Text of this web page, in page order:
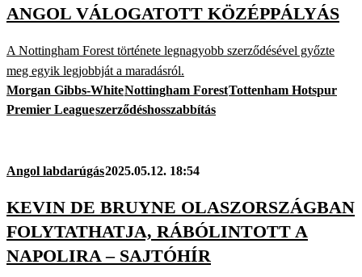
ANGOL VÁLOGATOTT KÖZÉPPÁLYÁS
A Nottingham Forest története legnagyobb szerződésével győzte
meg egyik legjobbját a maradásról.
Morgan Gibbs-WhiteNottingham ForestTottenham Hotspur
Premier Leagueszerződéshosszabbítás
Angol labdarúgás2025.05.12. 18:54
KEVIN DE BRUYNE OLASZORSZÁGBAN
FOLYTATHATJA, RÁBÓLINTOTT A
NAPOLIRA – SAJTÓHÍR